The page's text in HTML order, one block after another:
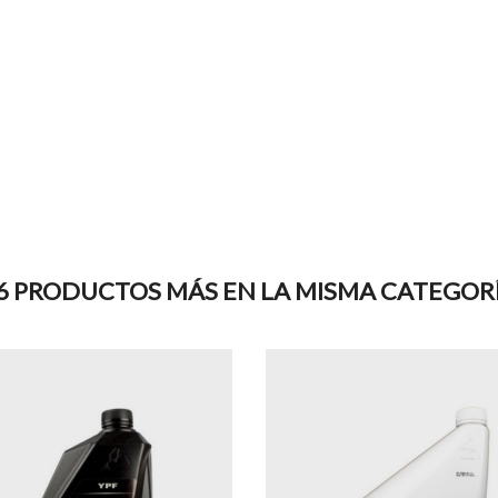
PRODUCTOS MÁS EN LA MISMA